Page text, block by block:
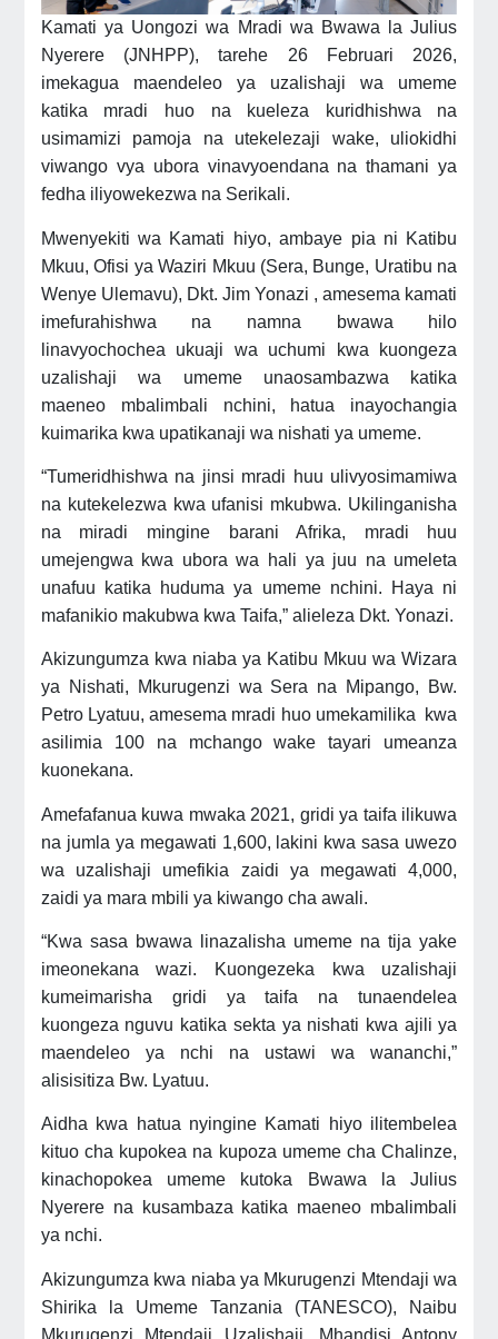
Kamati ya Uongozi wa Mradi wa Bwawa la Julius
Nyerere (JNHPP), tarehe 26 Februari 2026,
imekagua maendeleo ya uzalishaji wa umeme
katika mradi huo na kueleza kuridhishwa na
usimamizi pamoja na utekelezaji wake, uliokidhi
viwango vya ubora vinavyoendana na thamani ya
fedha iliyowekezwa na Serikali.
Mwenyekiti wa Kamati hiyo, ambaye pia ni Katibu
Mkuu, Ofisi ya Waziri Mkuu (Sera, Bunge, Uratibu na
Wenye Ulemavu), Dkt. Jim Yonazi , amesema kamati
imefurahishwa na namna bwawa hilo
linavyochochea ukuaji wa uchumi kwa kuongeza
uzalishaji wa umeme unaosambazwa katika
maeneo mbalimbali nchini, hatua inayochangia
kuimarika kwa upatikanaji wa nishati ya umeme.
“Tumeridhishwa na jinsi mradi huu ulivyosimamiwa
na kutekelezwa kwa ufanisi mkubwa. Ukilinganisha
na miradi mingine barani Afrika, mradi huu
umejengwa kwa ubora wa hali ya juu na umeleta
unafuu katika huduma ya umeme nchini. Haya ni
mafanikio makubwa kwa Taifa,” alieleza Dkt. Yonazi.
Akizungumza kwa niaba ya Katibu Mkuu wa Wizara
ya Nishati, Mkurugenzi wa Sera na Mipango, Bw.
Petro Lyatuu, amesema mradi huo umekamilika kwa
asilimia 100 na mchango wake tayari umeanza
kuonekana.
Amefafanua kuwa mwaka 2021, gridi ya taifa ilikuwa
na jumla ya megawati 1,600, lakini kwa sasa uwezo
wa uzalishaji umefikia zaidi ya megawati 4,000,
zaidi ya mara mbili ya kiwango cha awali.
“Kwa sasa bwawa linazalisha umeme na tija yake
imeonekana wazi. Kuongezeka kwa uzalishaji
kumeimarisha gridi ya taifa na tunaendelea
kuongeza nguvu katika sekta ya nishati kwa ajili ya
maendeleo ya nchi na ustawi wa wananchi,”
alisisitiza Bw. Lyatuu.
Aidha kwa hatua nyingine Kamati hiyo ilitembelea
kituo cha kupokea na kupoza umeme cha Chalinze,
kinachopokea umeme kutoka Bwawa la Julius
Nyerere na kusambaza katika maeneo mbalimbali
ya nchi.
Akizungumza kwa niaba ya Mkurugenzi Mtendaji wa
Shirika la Umeme Tanzania (TANESCO), Naibu
Mkurugenzi Mtendaji Uzalishaji, Mhandisi Antony